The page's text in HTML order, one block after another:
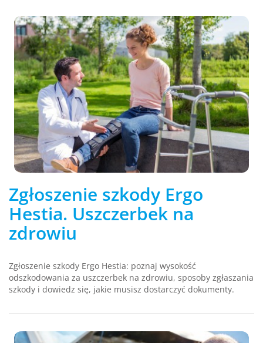
Zgłoszenie szkody Ergo
Hestia. Uszczerbek na
zdrowiu
Zgłoszenie szkody Ergo Hestia: poznaj wysokość
odszkodowania za uszczerbek na zdrowiu, sposoby zgłaszania
szkody i dowiedz się, jakie musisz dostarczyć dokumenty.